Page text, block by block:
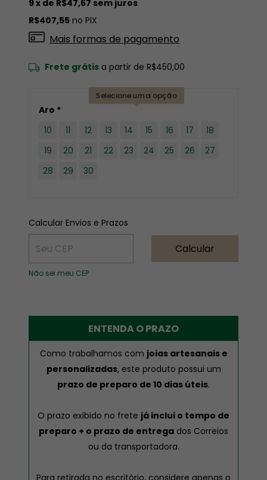
9x de R$47,67 sem juros
R$407,55 no PIX
Mais formas de pagamento
Frete grátis a partir de R$450,00
Selecione uma opção
Aro *
10
11 12 13 14 15 16 17
18
19
20 21 22 23 24 25 26
27
28
29 30
Entregas para o CEP:
Calcular Envios e Prazos
Calcular
Não sei meu CEP
ENTENDA O PRAZO
Como trabalhamos com joias artesanais e
personalizadas, este produto possui um
prazo de preparo de 10 dias úteis.
O prazo exibido no frete já inclui o tempo de
preparo + o prazo de entrega dos Correios
ou da transportadora.
Para retirada no escritório, considere apenas o